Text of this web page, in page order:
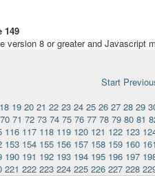
149
8 or greater and Javascript
Start
18 19 20 21 22 23 24 25 26 27 28 29
70 71 72 73 74 75 76 77 78 79 80 81
116 117 118 119 120 121 122 123
153 154 155 156 157 158 159 160 161
190 191 192 193 194 195 196 197
221 222 223 224 225 226 227 228